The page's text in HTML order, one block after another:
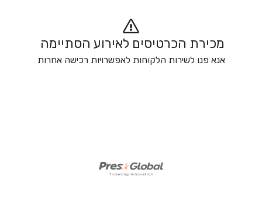
מכירת הכרטיסים לאירוע הסתיימה
אנא פנו לשירות הלקוחות לאפשרויות רכישה אחרות